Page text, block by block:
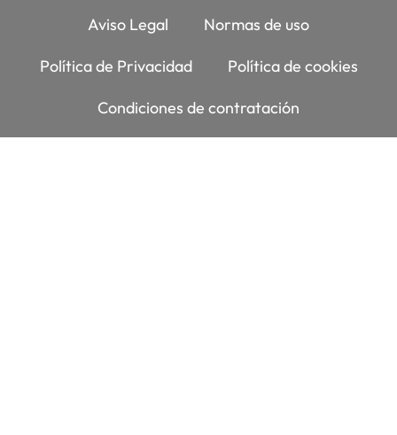
Aviso Legal Normas de uso
Política de Privacidad Política de cookies
Condiciones de contratación